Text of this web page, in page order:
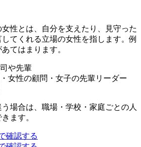
性とは、自分を支えたり、見守った
てくれる立場の女性を指します。例
てはまります。
や先輩
女性の顧問・女子の先輩リーダー
場合は、職場・学校・家庭ごとの人
ます。
確認する